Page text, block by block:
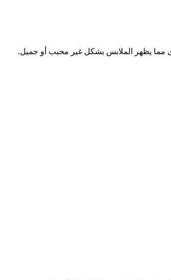
مما يظهر الملابس بشكل غير محبب أو جميل.